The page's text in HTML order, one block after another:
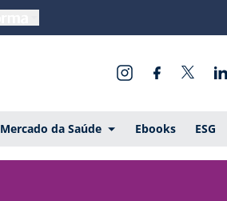
Mercado da Saúde Ebooks ESG